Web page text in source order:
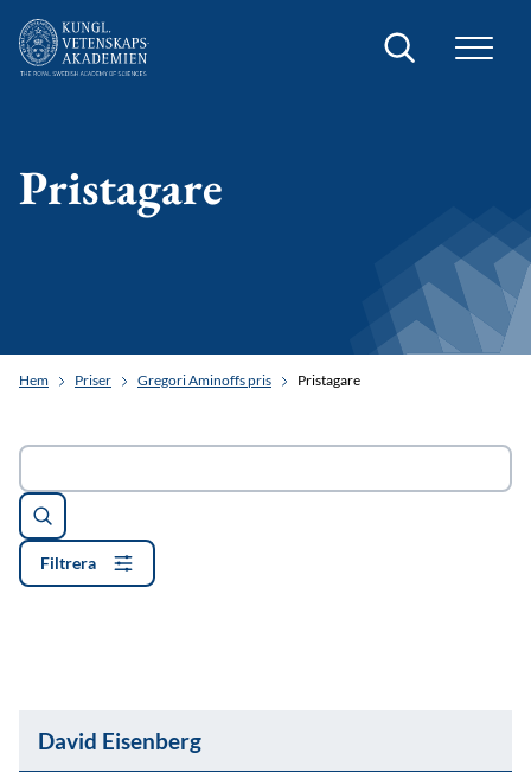
Sök
Pristagare
Hem Priser Gregori Aminoffs pris Pristagare
Sök
Filtrera
David Eisenberg